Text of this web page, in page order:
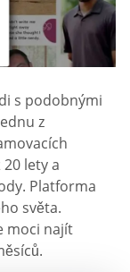
s podobnými
z
lety a
Platforma
světa.
moci najít